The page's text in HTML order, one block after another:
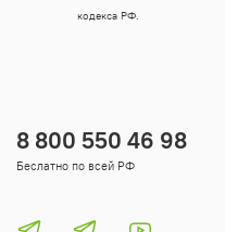
8 800 550 46 98
Беслатно по всей РФ
кодекса РФ.